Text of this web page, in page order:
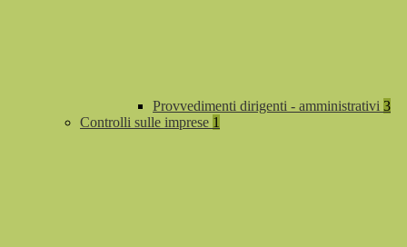
Provvedimenti dirigenti - amministrativi 3
Controlli sulle imprese 1